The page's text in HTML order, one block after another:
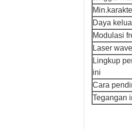
Daya
Modulasi
Laser
Lingkup
ini
Cara
Tegangan